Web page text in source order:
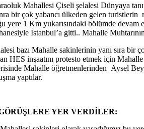
Mahallesi Çiseli şelalesi Dünyaya
bir çok yabancı ülkeden gelen
1 Km yukarısındaki bölümde devam
İstanbul’a gitti.. Mahalle
bazı Mahalle sakinlerinin yanı sıra bir
HES inşaatını protesto etmek için
Mahalle öğretmenlerinden Aysel
yaptılar.
YER VERDİLER: